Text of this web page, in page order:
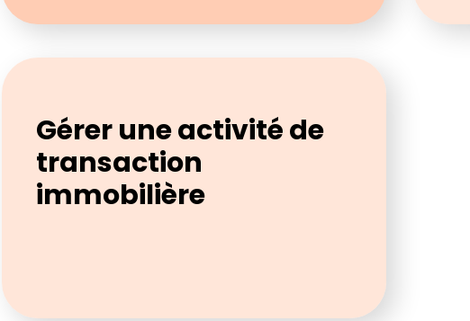
Gérer une activité de
transaction
immobilière